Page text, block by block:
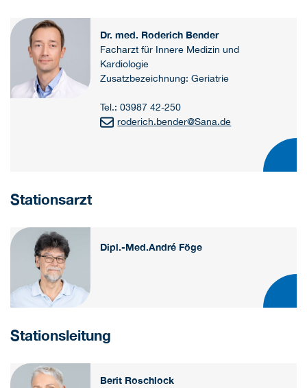
Dr. med. Roderich Bender
Facharzt für Innere Medizin und
Kardiologie
Zusatzbezeichnung: Geriatrie
Tel.: 03987 42-250
roderich.bender@Sana.de
Stationsarzt
Dipl.-Med.André Föge
Stationsleitung
Berit Roschlock